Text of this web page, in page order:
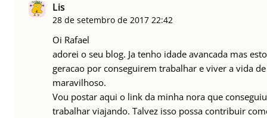
Lis
28 de setembro de 2017 22:42
Oi Rafael
adorei o seu blog. Ja tenho idade avancada mas
geracao por conseguirem trabalhar e viver a vida
maravilhoso.
Vou postar aqui o link da minha nora que
trabalhar viajando. Talvez isso possa contribuir